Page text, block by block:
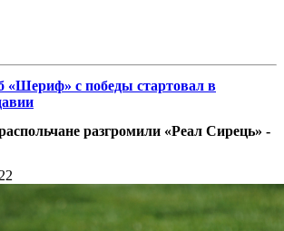
«Шериф» с победы стартовал в
разгромили «Реал Сирець» -